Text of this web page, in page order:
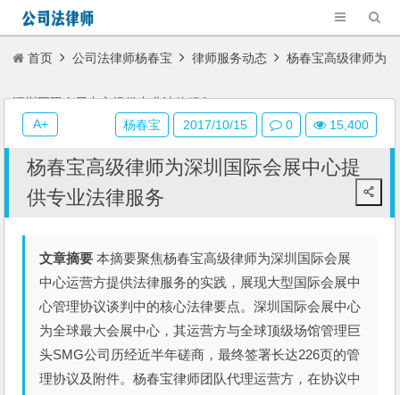
首页 公司法律师杨春宝 律师服务动态 杨春宝高级律师为
深圳国际会展中心提供专业法律服务
杨春宝高级律师为深圳国际会展中心提
供专业法律服务
文章摘要 本摘要聚焦杨春宝高级律师为深圳国际会展
中心运营方提供法律服务的实践，展现大型国际会展中
心管理协议谈判中的核心法律要点。深圳国际会展中心
为全球最大会展中心，其运营方与全球顶级场馆管理巨
头SMG公司历经近半年磋商，最终签署长达226页的管
理协议及附件。杨春宝律师团队代理运营方，在协议中
杨春宝 2017/10/15 0 15,400
A+